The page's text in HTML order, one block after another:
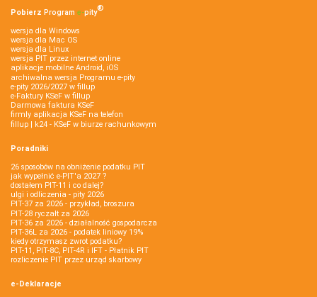
Pobierz Program e‑pity®
wersja dla Windows
wersja dla Mac OS
wersja dla Linux
wersja PIT przez internet online
aplikacje mobilne Android, iOS
archiwalna wersja Programu e-pity
e-pity 2026/2027 w fillup
e‑Faktury KSeF w fillup
Darmowa faktura KSeF
firmly aplikacja KSeF na telefon
fillup | k24 - KSeF w biurze rachunkowym
Poradniki
26 sposobów na obniżenie podatku PIT
jak wypełnić e-PIT'a 2027 ?
dostałem PIT-11 i co dalej?
ulgi i odliczenia - pity 2026
PIT-37 za 2026 - przykład, broszura
PIT-28 ryczałt za 2026
PIT-36 za 2026 - działalność gospodarcza
PIT-36L za 2026 - podatek liniowy 19%
kiedy otrzymasz zwrot podatku?
PIT-11, PIT-8C, PIT-4R i IFT - Płatnik PIT
rozliczenie PIT przez urząd skarbowy
e-Deklaracje